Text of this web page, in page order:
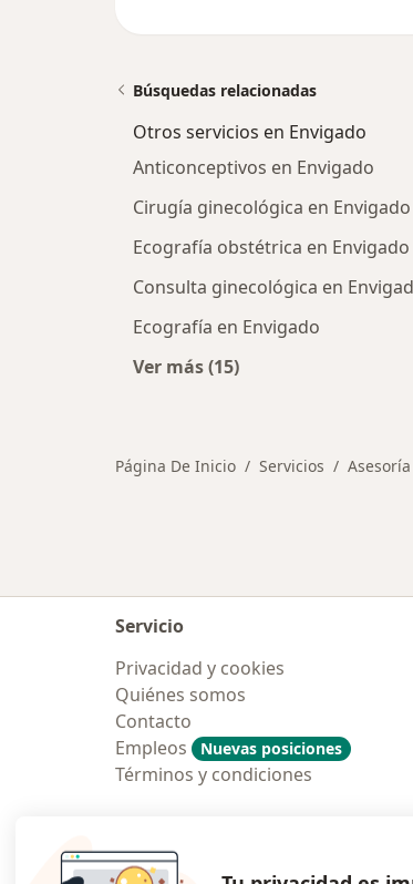
Búsquedas relacionadas
Otros servicios en Envigado
Anticonceptivos en Envigado
Cirugía ginecológica en Envigado
Ecografía obstétrica en Envigado
Consulta ginecológica en
Ecografía en Envigado
Ver más (15)
Página De Inicio Servicios
Servicio
Privacidad y cookies
Quiénes somos
Contacto
Empleos
Nuevas posiciones
Términos y condiciones